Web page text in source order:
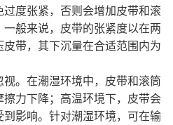
度张紧，否则会增加皮带和滚
般来说，皮带的张紧度以在两
带，其下沉量在合适范围内为
。在潮湿环境中，皮带和滚筒
力下降；高温环境下，皮带会
影响。针对潮湿环境，可在输